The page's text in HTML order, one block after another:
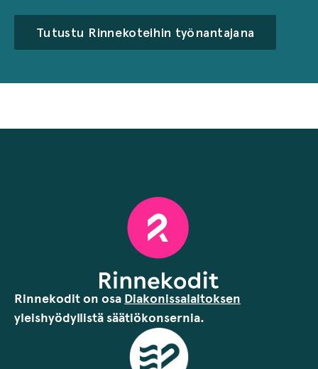
Tutustu Rinnekoteihin työnantajana
Rinnekodit on osa Diakonissalaitoksen
yleishyödyllistä säätiökonsernia.